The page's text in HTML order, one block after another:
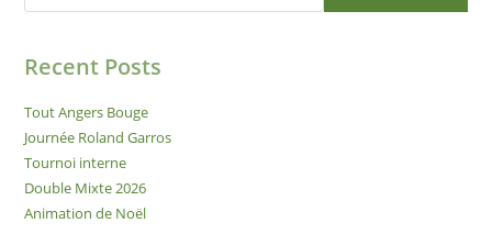
Recent Posts
Tout Angers Bouge
Journée Roland Garros
Tournoi interne
Double Mixte 2026
Animation de Noël